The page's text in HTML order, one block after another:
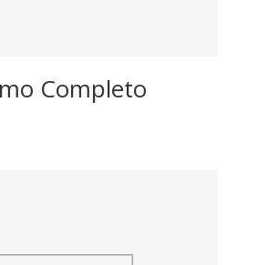
Completo